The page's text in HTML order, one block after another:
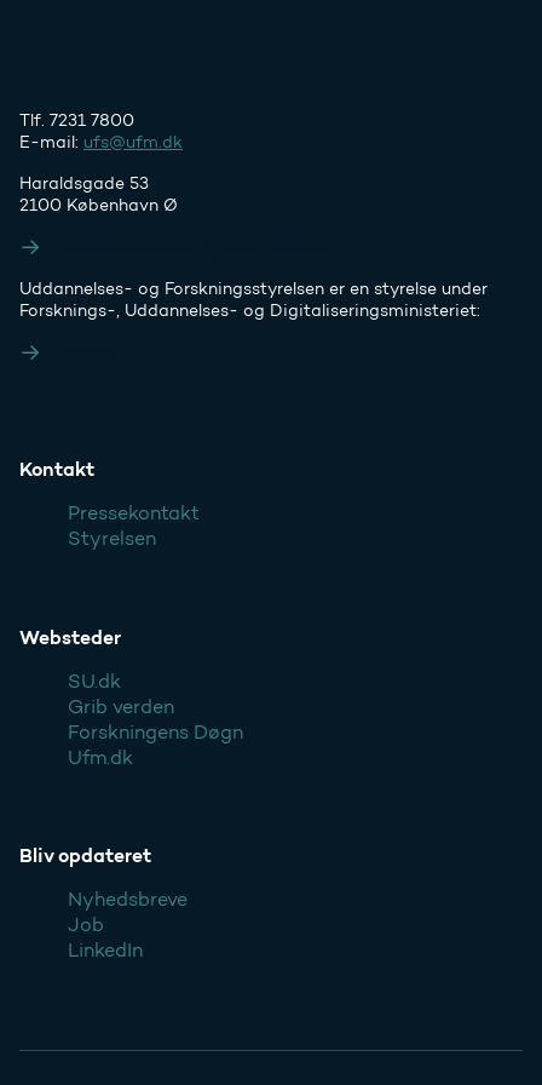
Tlf. 7231 7800
E-mail: ufs@ufm.dk
Haraldsgade 53
2100 København Ø
Uddannelses- og Forskningsstyrelsen er en styrelse under
Forsknings-, Uddannelses- og Digitaliseringsministeriet:
Kontakt
Pressekontakt
Styrelsen
Websteder
SU.dk
Grib verden
Forskningens Døgn
Ufm.dk
Bliv opdateret
Nyhedsbreve
Job
LinkedIn